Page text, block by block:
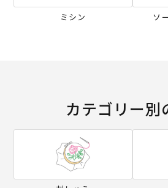
ミシン ソ
カテゴリー別